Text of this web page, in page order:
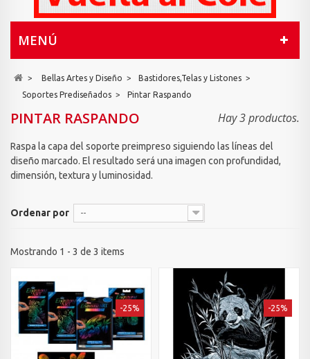
MENÚ
> Bellas Artes y Diseño > Bastidores,Telas y Listones >
Soportes Prediseñados > Pintar Raspando
PINTAR RASPANDO Hay 3 productos.
Raspa la capa del soporte preimpreso siguiendo las líneas del
diseño marcado. El resultado será una imagen con profundidad,
dimensión, textura y luminosidad.
Ordenar por --
Mostrando 1 - 3 de 3 items
-25% -25%